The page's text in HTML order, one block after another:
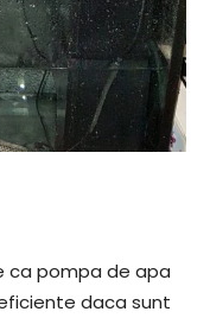
ca pompa de apa
daca sunt